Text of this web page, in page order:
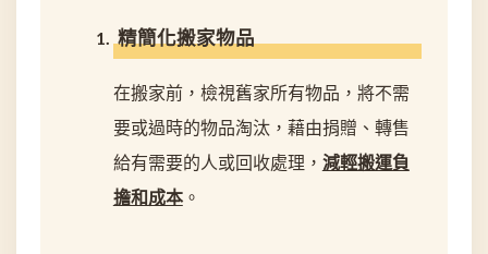
精簡化搬家物品
在搬家前，檢視舊家所有物品，將不需
要或過時的物品淘汰，藉由捐贈、轉售
給有需要的人或回收處理， 減輕搬運負
擔和成本。